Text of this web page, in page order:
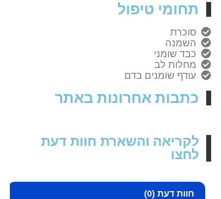
תחומי טיפול
סוכרת
השמנה
כבד שומני
מחלות לב
עודף שומנים בדם
כתבות אחרונות באתר
לקריאה והשארת חוות דעת
לחצו
חוות דעת (0)